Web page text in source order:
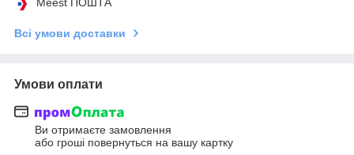
Всі умови доставки
Умови оплати
Ви отримаєте замовлення
або гроші повернуться на вашу картку